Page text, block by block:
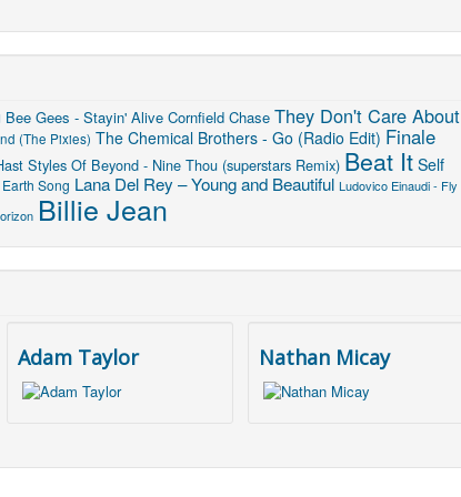
Bee Gees - Stayin' Alive Cornfield Chase They Don't Care About
(The Pixies) The Chemical Brothers - Go (Radio Edit) Finale
Styles Of Beyond - Nine Thou (superstars Remix) Beat It Self
Earth Song Lana Del Rey – Young and Beautiful Ludovico Einaudi - Fly
Billie Jean
Adam Taylor Nathan Micay